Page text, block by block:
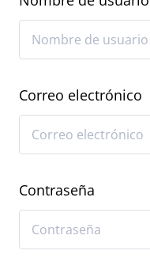
Correo electrónico
Contraseña